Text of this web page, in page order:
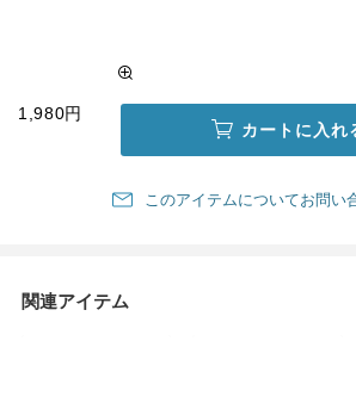
1,980円
カートに入れ
このアイテムについてお問い
関連アイテム